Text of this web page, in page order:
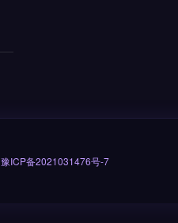
豫ICP备2021031476号-7